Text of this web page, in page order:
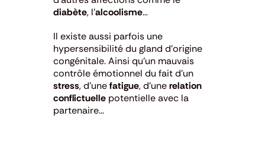
diabète, l’alcoolisme…
Il existe aussi parfois une
hypersensibilité du gland d’origine
congénitale. Ainsi qu’un mauvais
contrôle émotionnel du fait d’un
stress, d’unefatigue, d’unerelation
conflictuelle potentielle avec la
partenaire…